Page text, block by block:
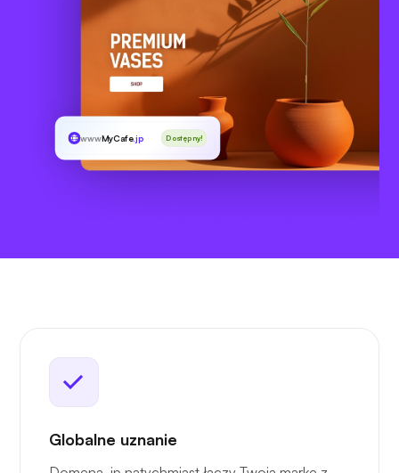
wwwMyCafe.jp Dostępny!
Globalne uznanie